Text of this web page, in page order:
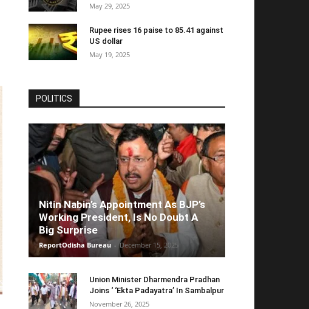
May 29, 2025
Rupee rises 16 paise to 85.41 against
US dollar
May 19, 2025
POLITICS
Nitin Nabin’s Appointment As BJP’s
Working President, Is No Doubt A
Big Surprise
ReportOdisha Bureau - December 15, 2025
Union Minister Dharmendra Pradhan
Joins ‘ ‘Ekta Padayatra’ In Sambalpur
November 26, 2025